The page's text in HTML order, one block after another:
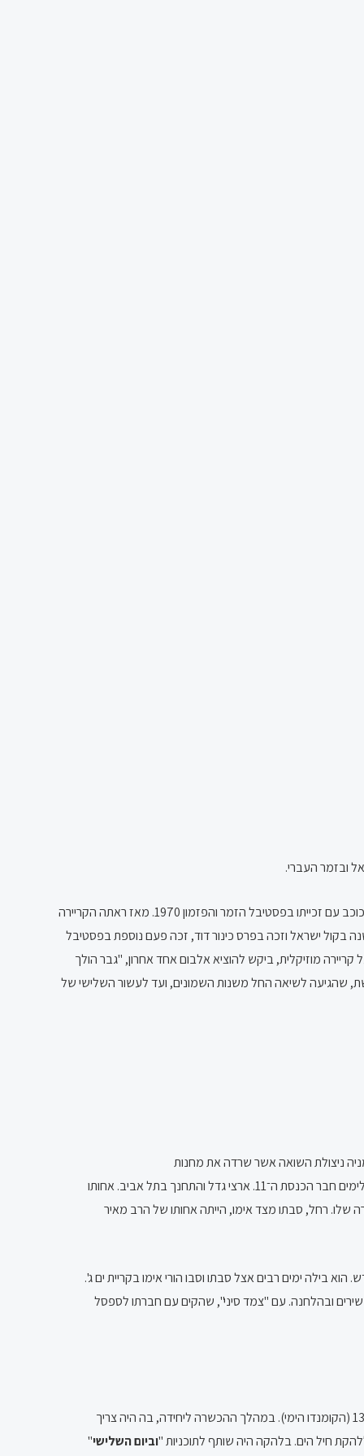
את דרכו המוזיקלית החל בלהקה שהקים כנער בתנועת הצופים והייתה מופיעה בערבי שישי.ארצי התפרסם לראשונה כסולן בלהקת חיל הים והפך לכוכב עם זכייתו בפסטיבל הזמר והפזמון 1970. מאז ראתה הקריירה
בתואר זמר השנה בקול ישראל וזכה בפרס כינור דוד, זכה פעם נוספת בפסטיבל
הבאים נכשלו מבחינה מסחרית. בשנת 1977, כאשר כמעט היה מוכן לוותר על קריירה מוזיקלית, ביקש להוציא אלבום אחד אחרון, "גבר הולך
שהגיעה לשיאה החל משנות השמונים, ועד לעשור השלישי של
ניצולת השואה אשר שרדה את מחנות
הריכוז אושוויץ־בירקנאו וקליינה שנאו ואיבדה את בעלה הראשון ואת בנה,ושל יצחק (איציו) ארצי (הֶרְצִיג), ניצול השואה יליד רומניה שהיה איש ציבור ולימים חבר הכנסת ה־11. ארצי גדל והתחנך בתל אביב. אחותו
שלו. רחל, סבתו מצד אימו, הייתה אחותו של הרב מאיר
החדש. הוא בילה ימים רבים אצל סבתו וסבו הורי אימו בקריית ים ג'.
לנגן בגיטרה ושר בלהקה בשבט הצופים.כשהיה בן 16 התחיל להתנסות בכתיבת שירים ובהלחנה. עם "צמד סיני", שהקים עם חברתו לספסל
עם הגיוס לצה"ל עבר ארצי את בחינות הקבלה ללהקה הצבאית, אך בשל פרופיל צבאי גבוה היה חייב להתגייס ליחידה קרבית והוא התקבל לשייטת 13 (הקומנדו הימי). במהלך ההכשרה ליחידה, בה היה צריך
חיל הים. בלהקה היה שותף לתוכניות "וביום השלישי"